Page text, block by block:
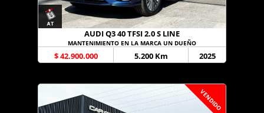
AUDI Q3 40 TFSI 2.0 S LINE
MANTENIMIENTO EN LA MARCA UN DUEÑO
$ 42.900.000 5.200 Km 2025
VENDIDO